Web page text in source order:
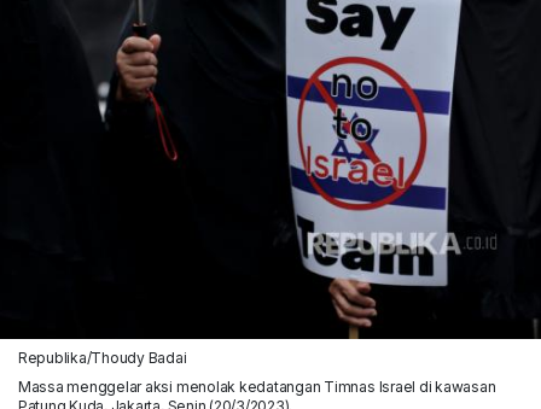
Republika/Thoudy Badai
Massa menggelar aksi menolak kedatangan Timnas Israel di kawasan